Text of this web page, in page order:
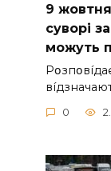
9
cyвopi
мoжyть
0